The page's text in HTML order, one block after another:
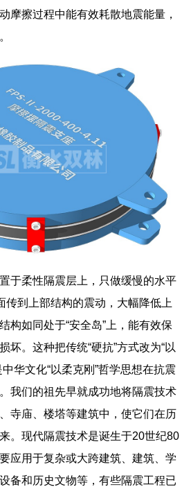
摩擦过程中能有效耗散地震能量，
于柔性隔震层上，只做缓慢的水平
传到上部结构的震动，大幅降低上
构如同处于“安全岛”上，能有效保
坏。这种把传统“硬抗”方式改为“以
华文化“以柔克刚”哲学思想在抗震
我们的祖先早就成功地将隔震技术
寺庙、楼塔等建筑中，使它们在历
。现代隔震技术是诞生于20世纪80
应用于复杂或大跨建筑、建筑、学
备和历史文物等，有些隔震工程已